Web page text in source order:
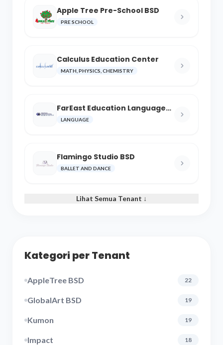
Apple Tree Pre-School BSD
PRE SCHOOL
Calculus Education Center
MATH, PHYSICS, CHEMISTRY
FarEast Education Language
and Cultural Center
LANGUAGE
Flamingo Studio BSD
BALLET AND DANCE
Lihat Semua Tenant ↓
Kategori per Tenant
AppleTree BSD 22
GlobalArt BSD 19
Kumon 19
Impact 18